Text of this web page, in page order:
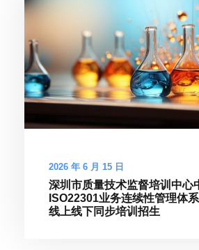
2026 年 6 月 15 日
深圳市质量技术监督培训中心
ISO22301业务连续性管理体
线上线下同步培训招生